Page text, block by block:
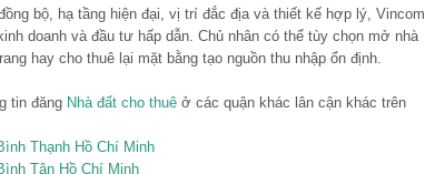
bộ, hạ tầng hiện đại, vị trí đắc địa và thiết kế hợp lý, Vincom
doanh và đầu tư hấp dẫn. Chủ nhân có thể tùy chọn mở nhà
hay cho thuê lại mặt bằng tạo nguồn thu nhập ổn định.
tin đăng Nhà đất cho thuê ở các quận khác lân cận khác trên
Thạnh Hồ Chí Minh
Tân Hồ Chí Minh